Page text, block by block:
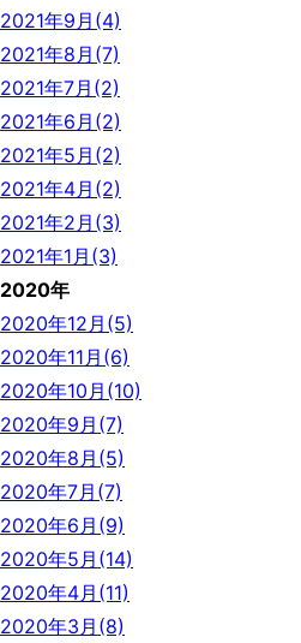
2021年9月(4)
2021年8月(7)
2021年7月(2)
2021年6月(2)
2021年5月(2)
2021年4月(2)
2021年2月(3)
2021年1月(3)
2020年
2020年12月(5)
2020年11月(6)
2020年10月(10)
2020年9月(7)
2020年8月(5)
2020年7月(7)
2020年6月(9)
2020年5月(14)
2020年4月(11)
2020年3月(8)